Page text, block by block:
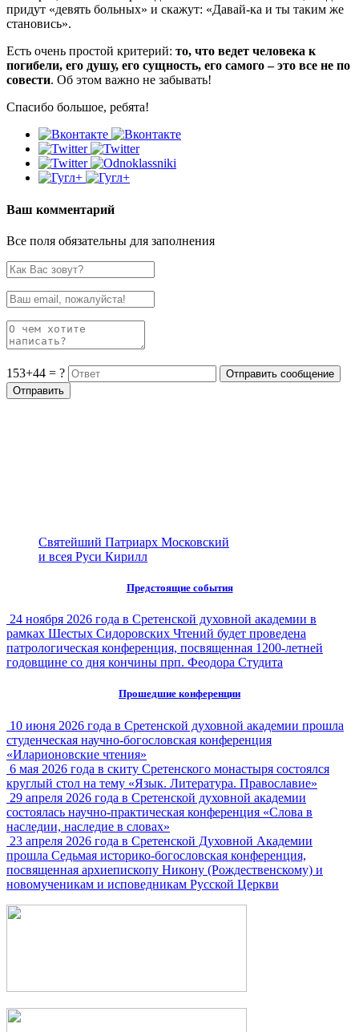
придут «девять больных» и скажут: «Давай-ка и ты таким же
становись».
Есть очень простой критерий: то, что ведет человека к
погибели, его душу, его сущность, его самого – это все не по
совести. Об этом важно не забывать!
Спасибо большое, ребята!
Ваш комментарий
Все поля обязательны для заполнения
153+44 = ?
Святейший Патриарх Московский
и всея Руси Кирилл
Предстоящие события
24 ноября 2026 года в Сретенской духовной академии в
рамках Шестых Сидоровских Чтений будет проведена
патрологическая конференция, посвященная 1200-летней
годовщине со дня кончины прп. Феодора Студита
Прошедшие конференции
10 июня 2026 года в Сретенской духовной академии прошла
студенческая научно-богословская конференция
«Иларионовские чтения»
6 мая 2026 года в скиту Сретенского монастыря состоялся
круглый стол на тему «Язык. Литература. Православие»
29 апреля 2026 года в Сретенской духовной академии
состоялась научно-практическая конференция «Слова в
наследии, наследие в словах»
23 апреля 2026 года в Сретенской Духовной Академии
прошла Седьмая историко-богословская конференция,
посвященная архиепископу Никону (Рождественскому) и
новомученикам и исповедникам Русской Церкви